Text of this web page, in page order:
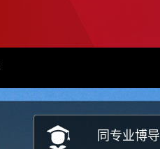
同专业博导